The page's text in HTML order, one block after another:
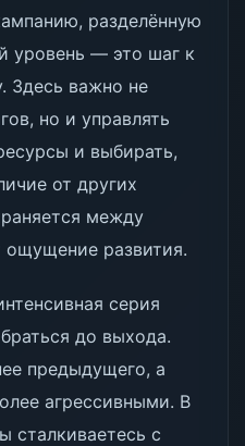
разделённую
уровень — это шаг к
Здесь важно не
но и управлять
и выбирать,
от других
между
ощущение развития.
серия
до выхода.
предыдущего, а
агрессивными. В
сталкиваетесь с